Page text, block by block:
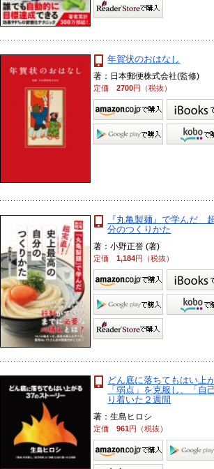
年賀状のおはなし
著：日本郵便株式会社(監修)
定価2700円（税抜）
『丸亀製麺』で学んだ
分のつくりかた
著：小野正誉 (著)
定価1,184円（税抜）
どん底に落ちてもはい上
「弱点」を克服し、「自
り着いた２週間
著：生島ヒロシ
定価961円（税抜）